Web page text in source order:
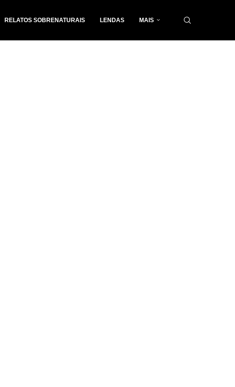
RELATOS SOBRENATURAIS LENDAS MAIS